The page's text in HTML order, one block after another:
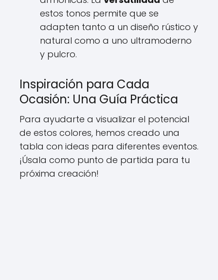
estos tonos permite que se
adapten tanto a un diseño rústico y
natural como a uno ultramoderno
y pulcro.
Inspiración para Cada
Ocasión: Una Guía Práctica
Para ayudarte a visualizar el potencial
de estos colores, hemos creado una
tabla con ideas para diferentes eventos.
¡Úsala como punto de partida para tu
próxima creación!